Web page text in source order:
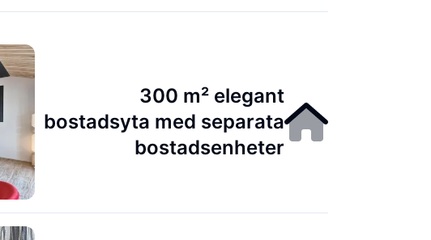
300 m² elegant
bostadsyta med separata
bostadsenheter